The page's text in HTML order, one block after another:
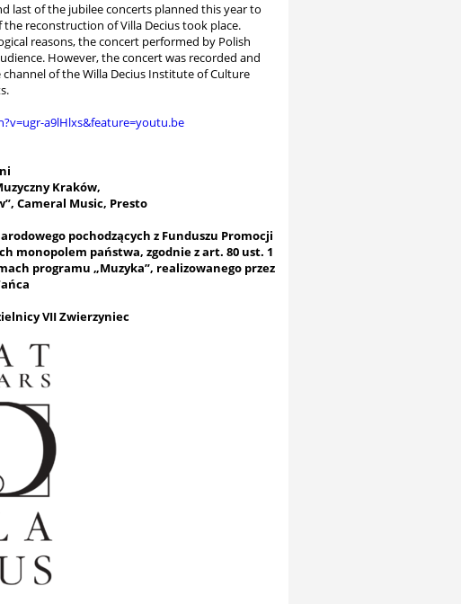
last of the jubilee concerts planned this year to
reconstruction of Villa Decius took place.
reasons, the concert performed by Polish
However, the concert was recorded and
of the Willa Decius Institute of Culture
a9lHlxs&feature=youtu.be
Kraków,
Cameral Music, Presto
pochodzących z Funduszu Promocji
monopolem państwa, zgodnie z art. 80 ust. 1
programu „Muzyka”, realizowanego przez
VII Zwierzyniec